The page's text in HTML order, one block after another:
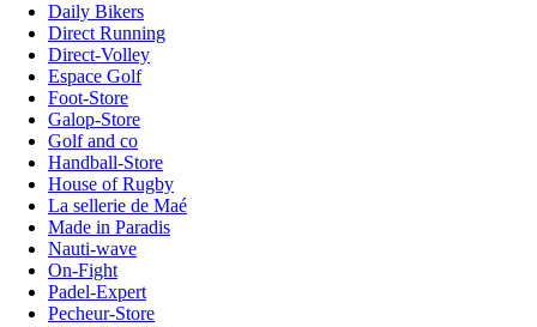
Daily Bikers
Direct Running
Direct-Volley
Espace Golf
Foot-Store
Galop-Store
Golf and co
Handball-Store
House of Rugby
La sellerie de Maé
Made in Paradis
Nauti-wave
On-Fight
Padel-Expert
Pecheur-Store